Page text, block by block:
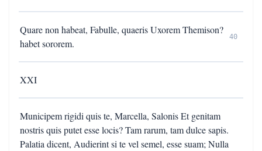
Quare non habeat, Fabulle, quaeris Uxorem Themison?
habet sororem.
40
XXI
Municipem rigidi quis te, Marcella, Salonis Et genitam
nostris quis putet esse locis? Tam rarum, tam dulce sapis.
Palatia dicent, Audierint si te vel semel, esse suam; Nulla